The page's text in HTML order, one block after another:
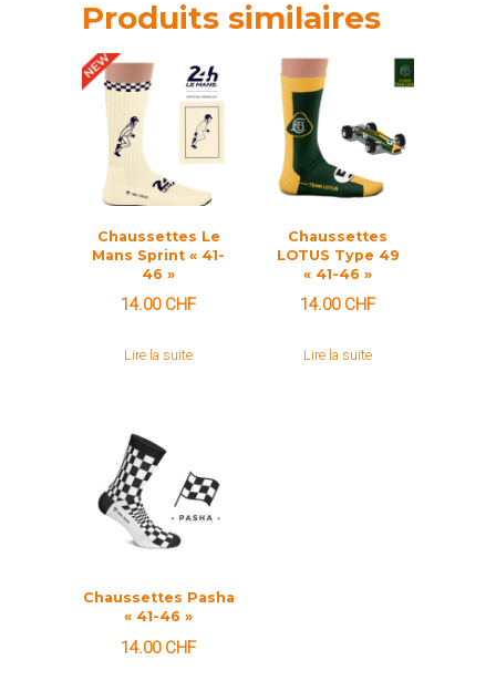
Produits similaires
Chaussettes Le
Mans Sprint « 41-
46 »
14.00 CHF
Lire la suite
Chaussettes
LOTUS Type 49
« 41-46 »
14.00 CHF
Lire la suite
Chaussettes Pasha
« 41-46 »
14.00 CHF